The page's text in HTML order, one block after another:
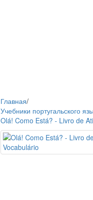
Главная/
Учебники португальского
Olá! Como Está? - Livro de